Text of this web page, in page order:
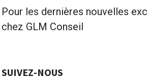
Pour les dernières nouvelles
chez GLM Conseil
SUIVEZ-NOUS